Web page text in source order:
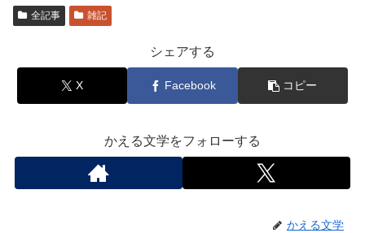
全記事 雑記
シェアする
X Facebook コピー
かえる文学をフォローする
かえる文学